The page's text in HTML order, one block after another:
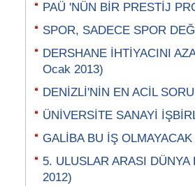
PAÜ 'NÜN BİR PRESTİJ
SPOR, SADECE SPOR
DERSHANE İHTİYACINI
Ocak 2013)
DENİZLİ'NİN EN ACİL
ÜNİVERSİTE SANAYİ
GALİBA BU İŞ OLMAYACAK
5. ULUSLAR ARASI
2012)